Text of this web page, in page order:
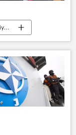
Rossiyaning Donbassdagi maxsus harbiy operatsiyasi